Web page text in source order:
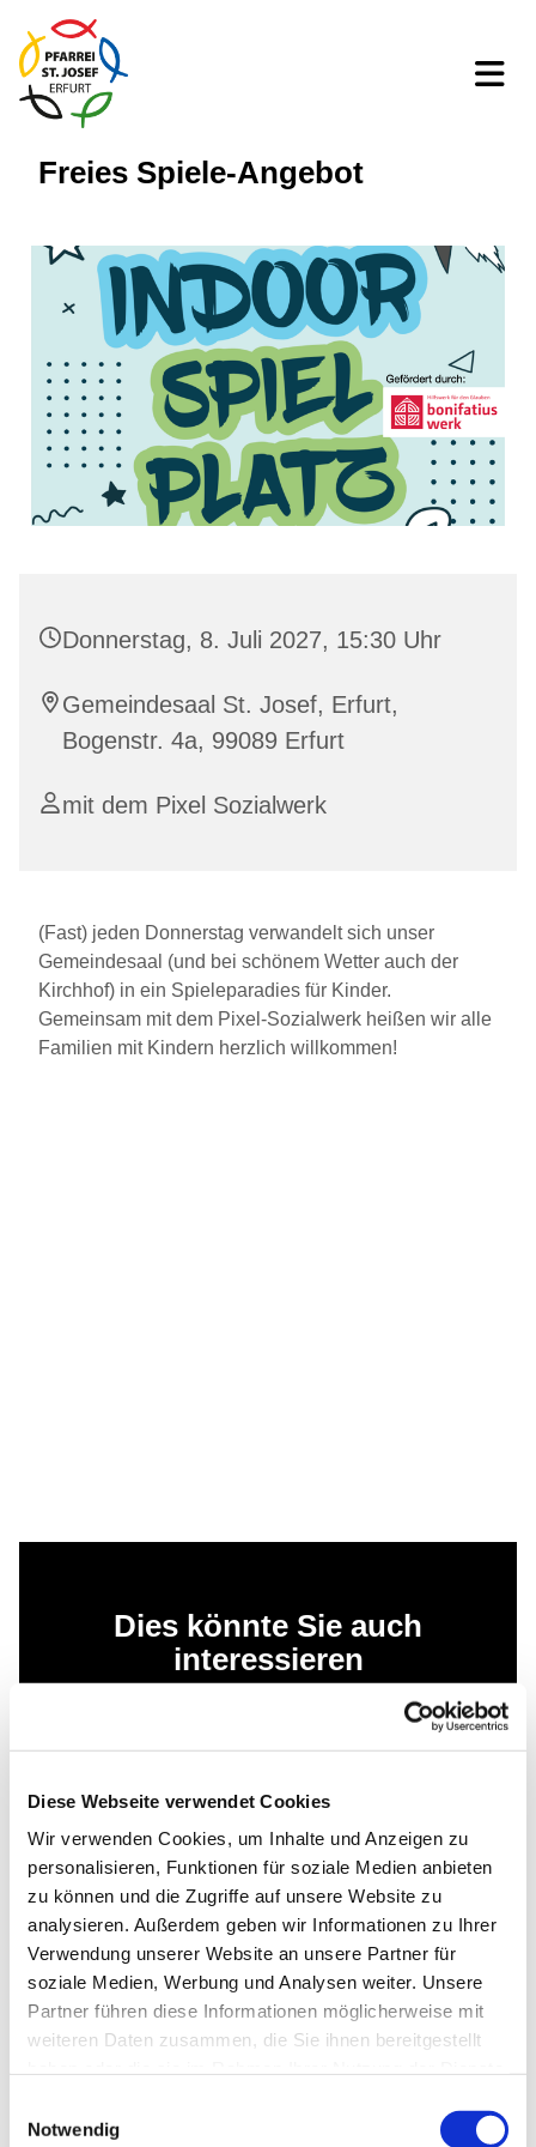
Diese Webseite verwendet Cookies
Wir verwenden Cookies, um Inhalte und Anzeigen zu
personalisieren, Funktionen für soziale Medien anbieten
zu können und die Zugriffe auf unsere Website zu
analysieren. Außerdem geben wir Informationen zu Ihrer
Verwendung unserer Website an unsere Partner für
soziale Medien, Werbung und Analysen weiter. Unsere
Partner führen diese Informationen möglicherweise mit
weiteren Daten zusammen, die Sie ihnen bereitgestellt
Notwendig
Freies Spiele-Angebot
Donnerstag, 8. Juli 2027, 15:30 Uhr
Gemeindesaal St. Josef, Erfurt,
Bogenstr. 4a, 99089 Erfurt
mit dem Pixel Sozialwerk
(Fast) jeden Donnerstag verwandelt sich unser
Gemeindesaal (und bei schönem Wetter auch der
Kirchhof) in ein Spieleparadies für Kinder.
Gemeinsam mit dem Pixel-Sozialwerk heißen wir alle
Familien mit Kindern herzlich willkommen!
Dies könnte Sie auch
interessieren